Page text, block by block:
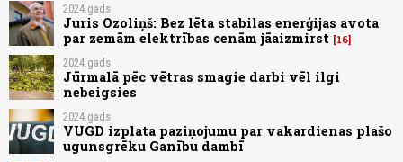
2024.gads
Juris Ozoliņš: Bez lēta stabilas enerģijas avota
par zemām elektrības cenām jāaizmirst
16
2024.gads
Jūrmalā pēc vētras smagie darbi vēl ilgi
nebeigsies
2024.gads
VUGD izplata paziņojumu par vakardienas plašo
ugunsgrēku Ganību dambī